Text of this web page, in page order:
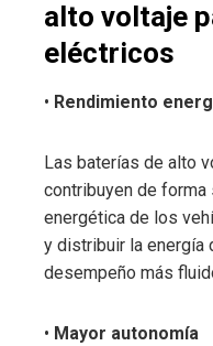
alto voltaje
eléctricos
• Rendimiento
Las baterías de alto
contribuyen de
energética de los
y distribuir la energía
desempeño más
• Mayor autonomía